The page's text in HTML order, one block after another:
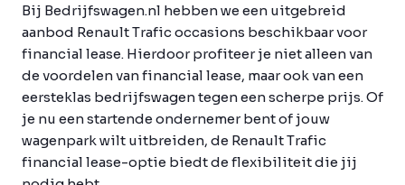
Bij Bedrijfswagen.nl hebben we een uitgebreid
aanbod Renault Trafic occasions beschikbaar voor
financial lease. Hierdoor profiteer je niet alleen van
de voordelen van financial lease, maar ook van een
eersteklas bedrijfswagen tegen een scherpe prijs. Of
je nu een startende ondernemer bent of jouw
wagenpark wilt uitbreiden, de Renault Trafic
financial lease-optie biedt de flexibiliteit die jij